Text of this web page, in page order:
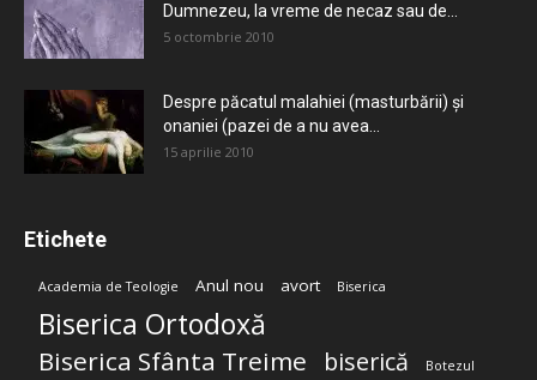
Dumnezeu, la vreme de necaz sau de...
5 octombrie 2010
Despre păcatul malahiei (masturbării) şi
onaniei (pazei de a nu avea...
15 aprilie 2010
Etichete
Academia de Teologie Anul nou avort Biserica
Biserica Ortodoxă
Biserica Sfânta Treime biserică Botezul